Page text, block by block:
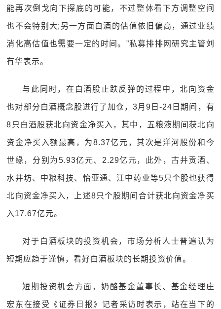
能再次倒戈向下探底的可能，不过整体看下方调整空间
也不会特别大;另一方面白酒的估值依旧偏高，通过业绩
消化高估值也需要一定的时间。”私募排排网研究主管刘
有华表示。
与此同时，在白酒股止跌反弹的过程中，北向资金
也对部分白酒概念股进行了加仓，3月9日-24日期间，有
8只白酒股获北向资金净买入，其中，五粮液期间获北向
资金净买入额最高，为8.37亿元，其次是洋河股份和今
世缘，分别为5.93亿元、2.29亿元，此外，古井贡酒、
水井坊、中粮科技、怡亚通、江中药业等5只个股也获得
北向资金净买入，上述8只个股期间合计获北向资金净买
入17.67亿元。
对于白酒板块的投资机会，市场分析人士普遍认为
短期应趋于谨慎，看好白酒板块的长期投资价值。
短期投资机会方面，奶酪基金董事长、基金经理庄
宏东在接受《证券日报》记者采访时表示，站在当下的